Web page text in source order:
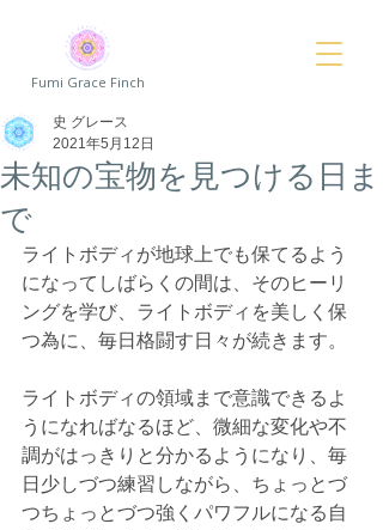
Fumi Grace Finch
未知の宝物を見つける日ま
で
史 グレース
2021年5月12日
ライトボディが地球上でも保てるよう
になってしばらくの間は、そのヒーリ
ングを学び、ライトボディを美しく保
つ為に、毎日格闘す日々が続きます。
ライトボディの領域まで意識できるよ
うになればなるほど、微細な変化や不
調がはっきりと分かるようになり、毎
日少しづつ練習しながら、ちょっとづ
つちょっとづつ強くパワフルになる自